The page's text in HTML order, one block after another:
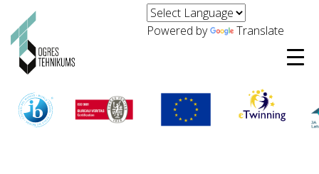
Powered by Translate